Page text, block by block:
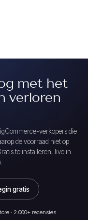
met het
verloren
verkopers die
de voorraad niet op
te installeren, live in
gratis
· 2.000+ recensies